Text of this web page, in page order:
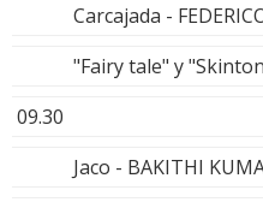
Carcajada -
"Fairy tale" y
09.30
Jaco - BAKITHI